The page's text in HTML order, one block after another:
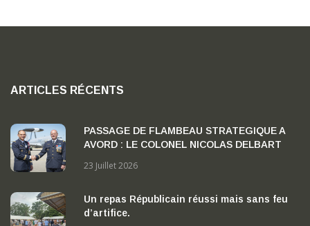
ARTICLES RÉCENTS
PASSAGE DE FLAMBEAU STRATEGIQUE A
AVORD : LE COLONEL NICOLAS DELBART
GEORGES MADON »
23 Juillet 2026
Un repas Républicain réussi mais sans feu
d’artifice.